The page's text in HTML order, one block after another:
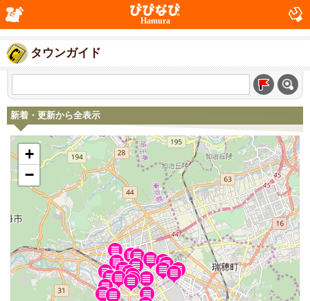
Hamura
タウンガイド
新着・更新から全表示
+
−